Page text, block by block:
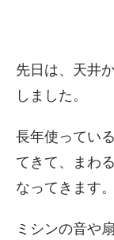
先日は、天井
しました。
長年使ってい
てきて、まわ
なってきます。
ミシンの音や